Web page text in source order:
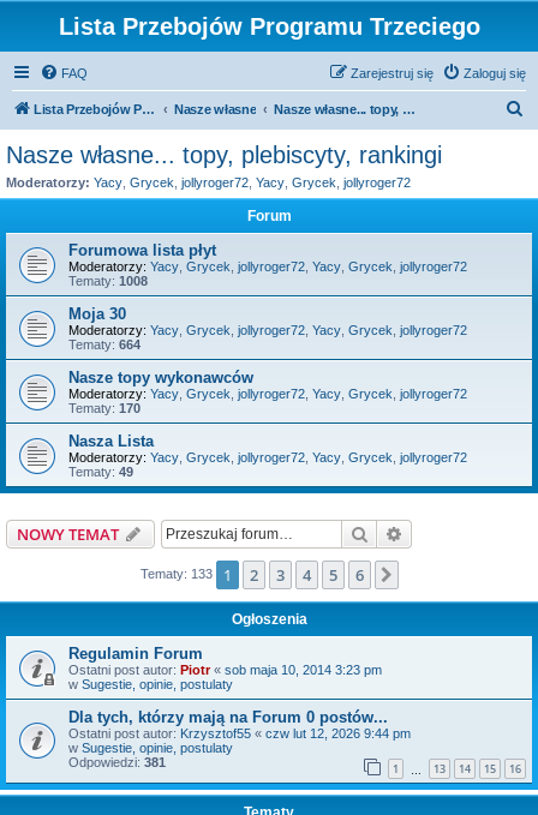
Lista Przebojów Programu Trzeciego
FAQ Zaloguj się
Zarejestruj się
Lista Przebojów Programu Trzeciego Nasze własne Nasze własne... topy, plebiscyty, rankingi
Nasze własne... topy, plebiscyty, rankingi
Moderatorzy: Yacy Grycek jollyroger72 Yacy Grycek jollyroger72
Forum
Forumowa lista płyt
Moderatorzy: Yacy Grycek jollyroger72 Yacy Grycek jollyroger72
Tematy: 1008
Moja 30
Moderatorzy: Yacy Grycek jollyroger72 Yacy Grycek jollyroger72
Tematy: 664
Nasze topy wykonawców
Moderatorzy: Yacy Grycek jollyroger72 Yacy Grycek jollyroger72
Tematy: 170
Nasza Lista
Moderatorzy: Yacy Grycek jollyroger72 Yacy Grycek jollyroger72
Tematy: 49
NOWY TEMAT Szukaj
Tematy: 133 1 2 3 4 5 6
Ogłoszenia
Regulamin Forum
Ostatni post autor: Piotr« sob maja 10, 2014 3:23 pm
w Sugestie, opinie, postulaty
Dla tych, którzy mają na Forum 0 postów...
Ostatni post autor: Krzysztof55 « czw lut 12, 2026 9:44 pm
w Sugestie, opinie, postulaty
Odpowiedzi: 381 1 13 14 15 16